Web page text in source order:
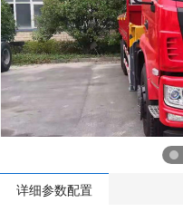
详细参数配置